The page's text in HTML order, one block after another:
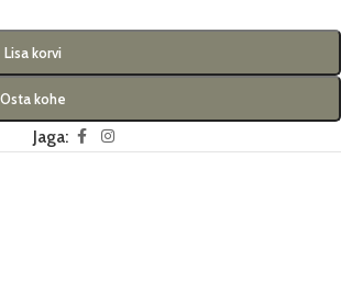
Lisa korvi
Osta kohe
Jaga: